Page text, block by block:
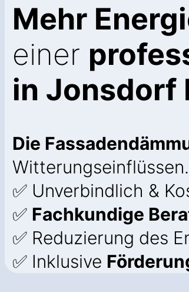
Mehr
einer
in Jonsdorf
Die
Witterungseinflüssen.
✅ Unverbindlich &
✅ Fachkundige
✅ Reduzierung des
✅ Inklusive